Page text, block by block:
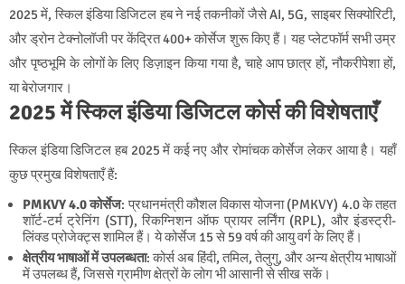
2025 में, स्किल इंडिया डिजिटल हब ने नई तकनीकों जैसे AI, 5G, साइबर सिक्योरिटी,
और ड्रोन टेक्नोलॉजी पर केंद्रित 400+ कोर्सेज शुरू किए हैं। यह प्लेटफॉर्म सभी उम्र
और पृष्ठभूमि के लोगों के लिए डिज़ाइन किया गया है, चाहे आप छात्र हों, नौकरीपेशा हों,
या बेरोजगार।
2025 में स्किल इंडिया डिजिटल कोर्स की विशेषताएँ
स्किल इंडिया डिजिटल हब 2025 में कई नए और रोमांचक कोर्सेज लेकर आया है। यहाँ
कुछ प्रमुख विशेषताएँ हैं:
PMKVY 4.0 कोर्सेज: प्रधानमंत्री कौशल विकास योजना (PMKVY) 4.0 के तहत
शॉर्ट-टर्म ट्रेनिंग (STT), रिकग्निशन ऑफ प्रायर लर्निंग (RPL), और इंडस्ट्री-
लिंक्ड प्रोजेक्ट्स शामिल हैं। ये कोर्सेज 15 से 59 वर्ष की आयु वर्ग के लिए हैं।
क्षेत्रीय भाषाओं में उपलब्धता: कोर्स अब हिंदी, तमिल, तेलुगु, और अन्य क्षेत्रीय भाषाओं
में उपलब्ध हैं, जिससे ग्रामीण क्षेत्रों के लोग भी आसानी से सीख सकें।